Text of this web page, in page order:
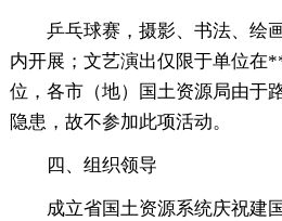
乒乓球赛，摄影、书法、绘
内开展；文艺演出仅限于单位在
位，各市（地）国土资源局由于
隐患，故不参加此项活动。
四、组织领导
成立省国土资源系统庆祝建